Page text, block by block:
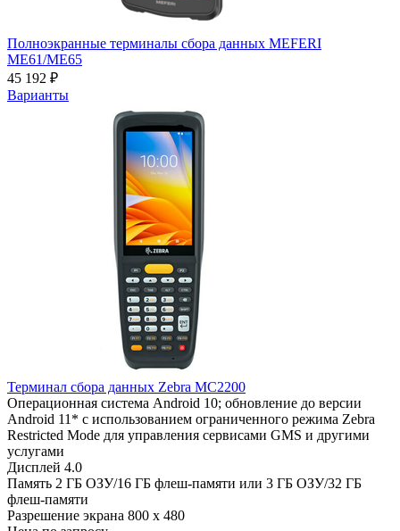
Полноэкранные терминалы сбора данных MEFERI
ME61/ME65
45 192 ₽
Варианты
Терминал сбора данных Zebra MC2200
Операционная система Android 10; обновление до версии
Android 11* с использованием ограниченного режима Zebra
Restricted Mode для управления сервисами GMS и другими
услугами
Дисплей 4.0
Память 2 ГБ ОЗУ/16 ГБ флеш-памяти или 3 ГБ ОЗУ/32 ГБ
флеш-памяти
Разрешение экрана 800 x 480